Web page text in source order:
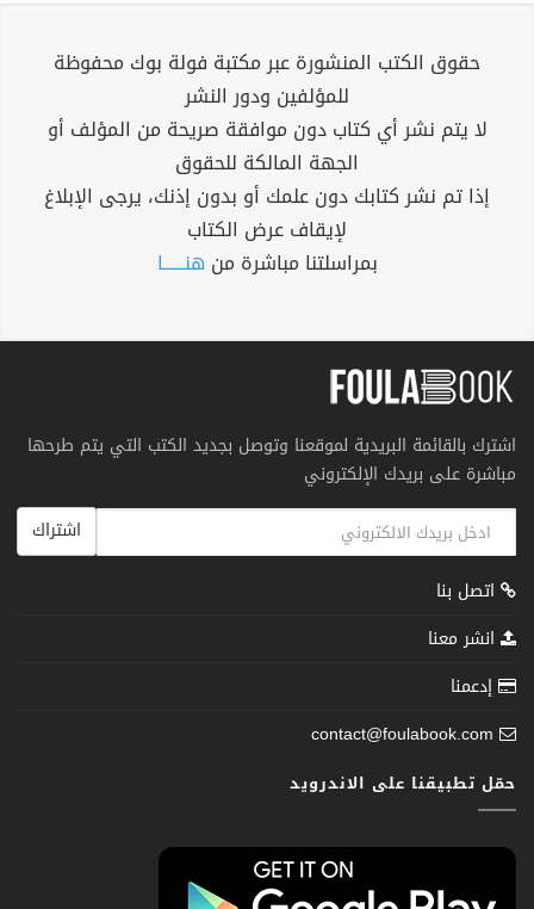
حقوق الكتب المنشورة عبر مكتبة فولة بوك محفوظة
للمؤلفين ودور النشر
لا يتم نشر أي كتاب دون موافقة صريحة من المؤلف أو
الجهة المالكة للحقوق
إذا تم نشر كتابك دون علمك أو بدون إذنك، يرجى الإبلاغ
لإيقاف عرض الكتاب
بمراسلتنا مباشرة من هنــــــا
اشترك بالقائمة البريدية لموقعنا وتوصل بجديد الكتب التي يتم طرحها
مباشرة على بريدك الإلكتروني
اشتراك
اتصل بنا
انشر معنا
إدعمنا
contact@foulabook.com
حمّل تطبيقنا على الاندرويد